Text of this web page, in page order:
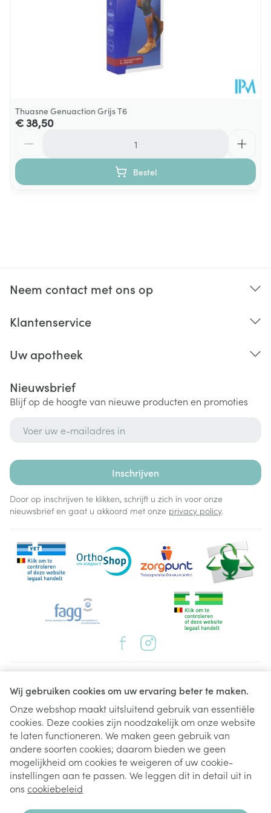
Wij gebruiken cookies om uw ervaring beter te maken.
Onze webshop maakt uitsluitend gebruik van essentiële
cookies. Deze cookies zijn noodzakelijk om onze website
te laten functioneren. We maken geen gebruik van
andere soorten cookies; daarom bieden we geen
mogelijkheid om cookies te weigeren of uw cookie-
instellingen aan te passen. We leggen dit in detail uit in
ons cookiebeleid
Thuasne Genuaction Grijs T6
€ 38,50
Bestel
Neem contact met ons op
Klantenservice
Uw apotheek
Nieuwsbrief
Blijf op de hoogte van nieuwe producten en promoties
Inschrijven
Door op inschrijven te klikken, schrijft u zich in voor onze
nieuwsbrief en gaat u akkoord met onze privacy policy.
Juridische links